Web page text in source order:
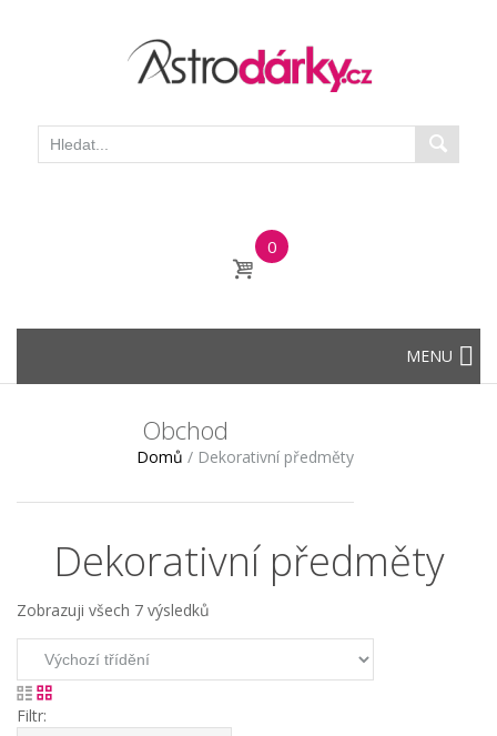
0
content
MENU
Obchod
Domů / Dekorativní předměty
Dekorativní předměty
Zobrazuji všech 7 výsledků
Filtr: